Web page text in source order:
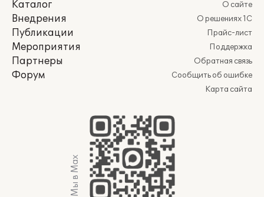
Каталог
Внедрения
Публикации
Мероприятия
Партнеры
Форум
О сайте
О решениях 1С
Прайс-лист
Поддержка
Обратная связь
Сообщить об ошибке
Карта сайта
Мы в Max